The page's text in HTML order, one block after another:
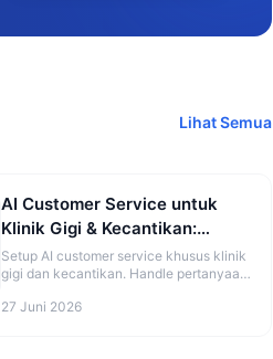
Lihat Semua
AI Customer Service untuk
Klinik Gigi & Kecantikan:
Panduan Lengkap
Setup AI customer service khusus klinik
gigi dan kecantikan. Handle pertanyaan
27 Juni 2026